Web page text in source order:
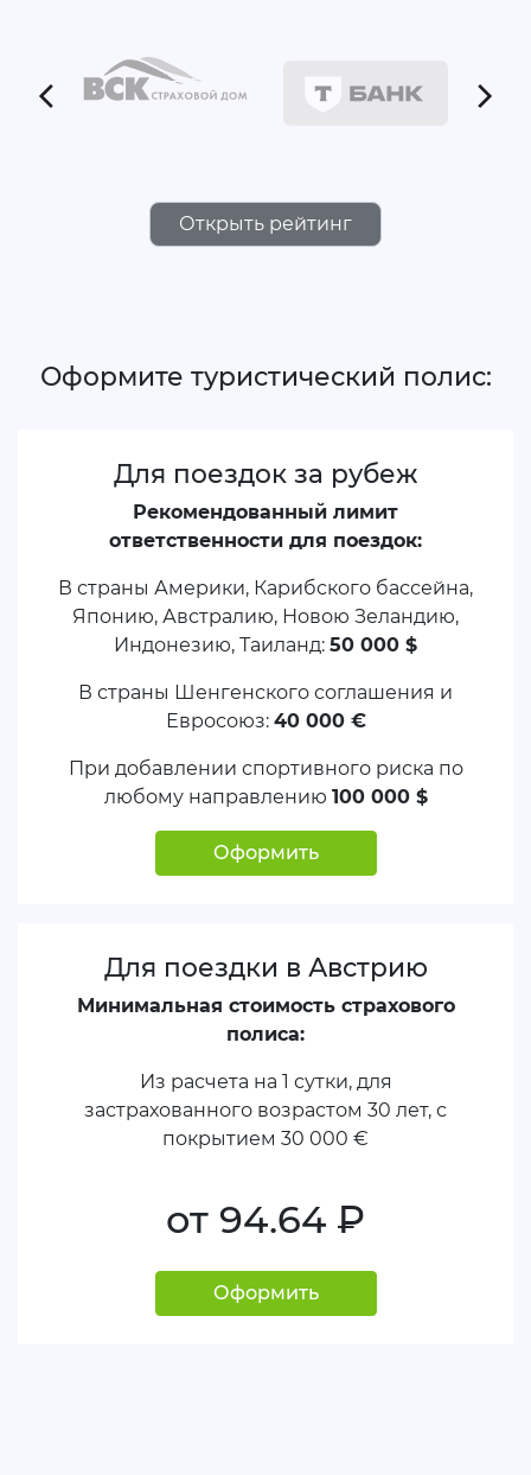
Открыть рейтинг
Оформите туристический полис:
Для поездок за рубеж
Рекомендованный лимит
ответственности для поездок:
В страны Америки, Карибского бассейна,
Японию, Австралию, Новою Зеландию,
Индонезию, Таиланд: 50 000 $
В страны Шенгенского соглашения и
Евросоюз: 40 000 €
При добавлении спортивного риска по
любому направлению 100 000 $
Оформить
Для поездки в Австрию
Минимальная стоимость страхового
полиса:
Из расчета на 1 сутки, для
застрахованного возрастом 30 лет, с
покрытием 30 000 €
от 94.64 руб.
Оформить